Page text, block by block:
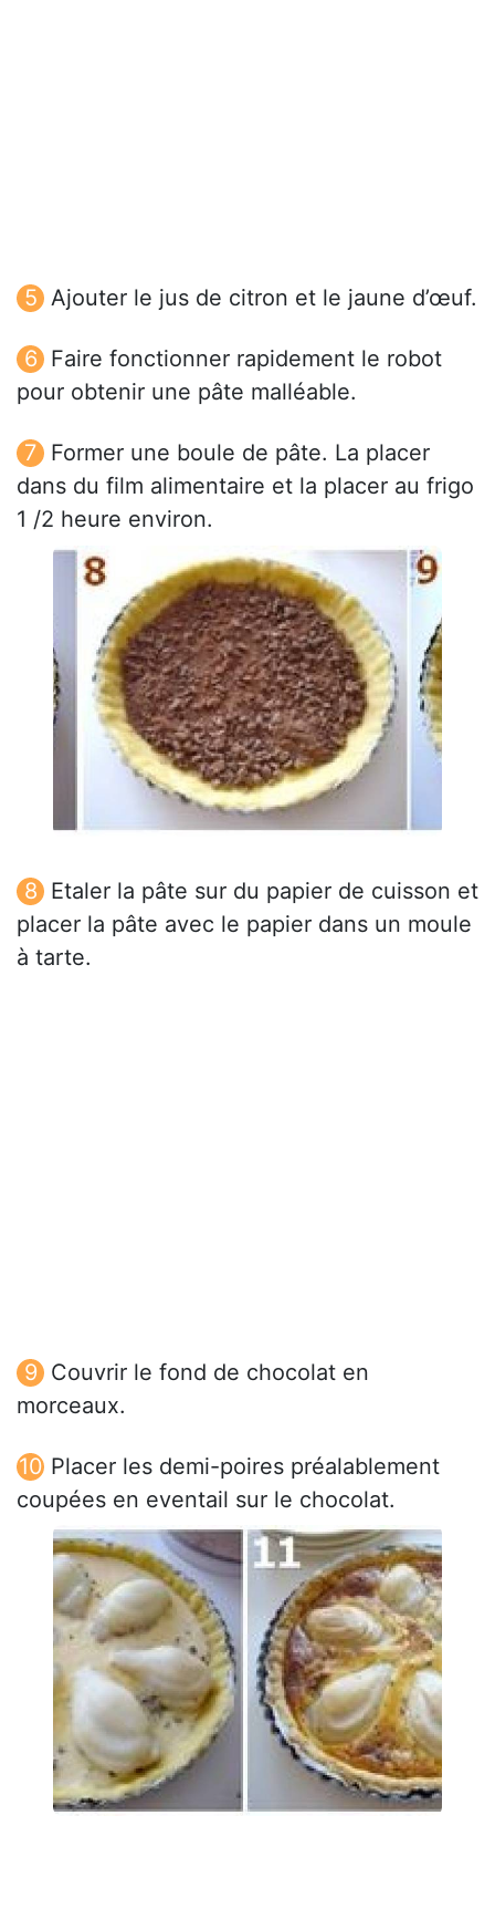
Ajouter le jus de citron et le jaune d’œuf.
Faire fonctionner rapidement le robot
pour obtenir une pâte malléable.
Former une boule de pâte. La placer
dans du film alimentaire et la placer au frigo
1 /2 heure environ.
Etaler la pâte sur du papier de cuisson et
placer la pâte avec le papier dans un moule
à tarte.
Couvrir le fond de chocolat en
morceaux.
Placer les demi-poires préalablement
coupées en eventail sur le chocolat.